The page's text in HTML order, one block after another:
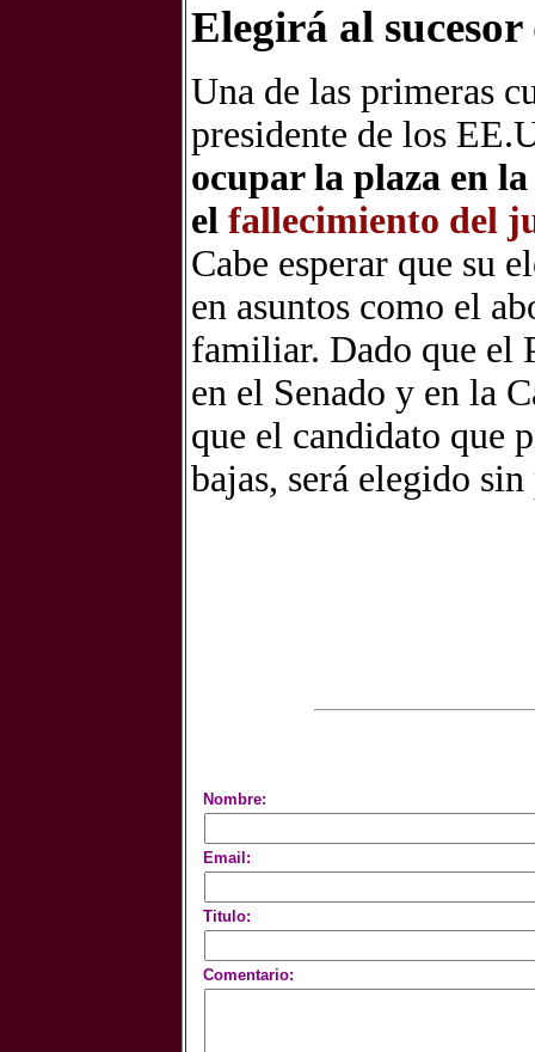
Elegirá al
Una de las primeras
presidente de los
ocupar la plaza en
el fallecimiento del
Cabe esperar que su
en asuntos como el
familiar. Dado que el
en el Senado y en la
que el candidato que
bajas, será elegido
Nombre:
Email:
Titulo:
Comentario: